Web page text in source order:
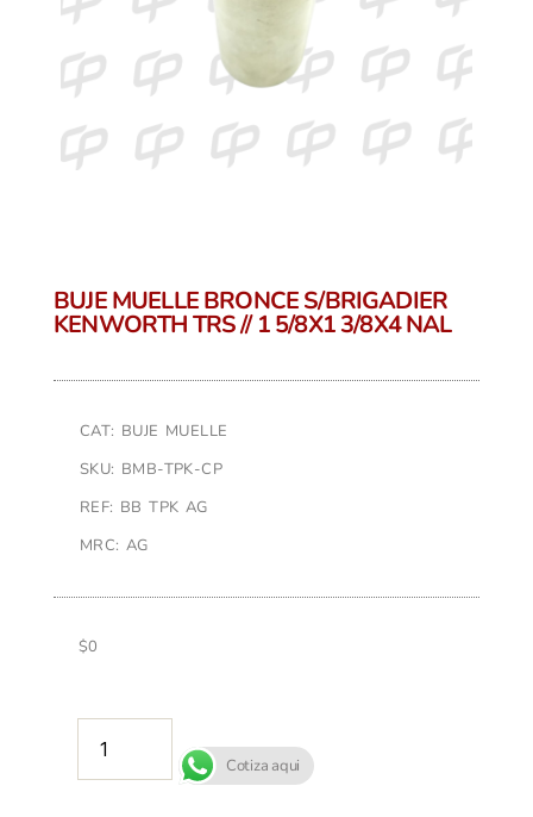
BUJE MUELLE BRONCE S/BRIGADIER
KENWORTH TRS // 1 5/8X1 3/8X4 NAL
CAT: BUJE MUELLE
SKU: BMB-TPK-CP
REF: BB TPK AG
MRC: AG
$0
Cotiza aqui